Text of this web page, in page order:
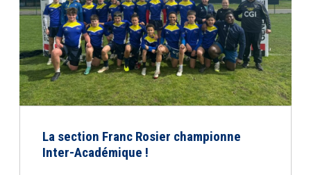
La section Franc Rosier championne
Inter-Académique !